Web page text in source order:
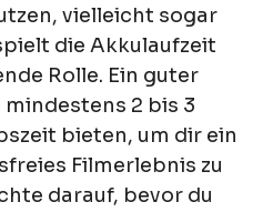
vielleicht sogar
die Akkulaufzeit
Rolle. Ein guter
2 bis 3
bieten, um dir ein
Filmerlebnis zu
darauf, bevor du